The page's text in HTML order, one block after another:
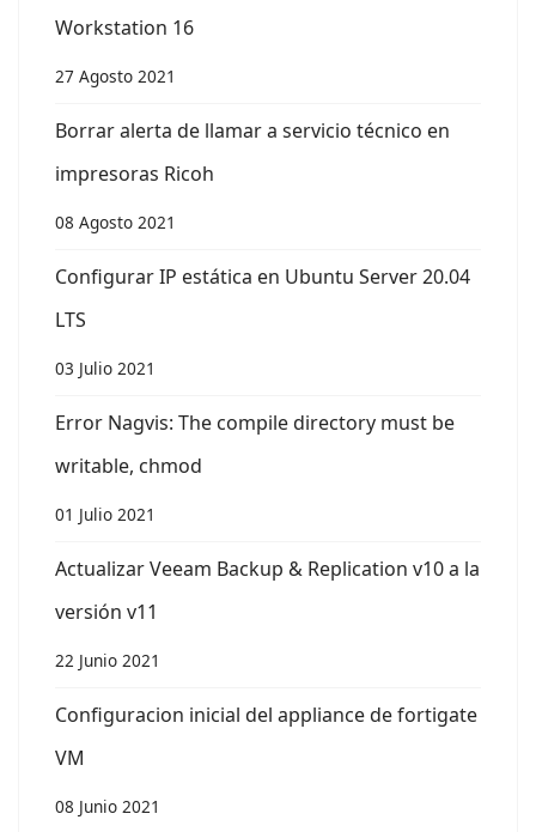
Workstation 16
27 Agosto 2021
Borrar alerta de llamar a servicio técnico en
impresoras Ricoh
08 Agosto 2021
Configurar IP estática en Ubuntu Server 20.04
LTS
03 Julio 2021
Error Nagvis: The compile directory must be
writable, chmod
01 Julio 2021
Actualizar Veeam Backup & Replication v10 a la
versión v11
22 Junio 2021
Configuracion inicial del appliance de fortigate
VM
08 Junio 2021